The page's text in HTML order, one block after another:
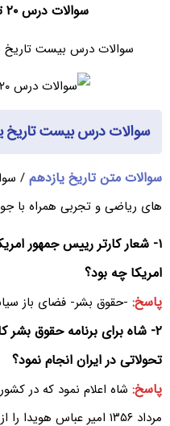
سوالات درس ۲۰ تاریخ یازدهم با جواب
سوالات درس بیست تاریخ
سوالات درس بیست تاریخ
سوالات متن تاریخ یازدهم /
های ریاضی و تجربی همراه با
امریکا چه بود؟
پاسخ: -حقوق بشر- فضای باز
تحولاتی در ایران انجام نمود؟
پاسخ: شاه اعلام نمود که در
مرداد ۱۳۵۶ امیر عباس